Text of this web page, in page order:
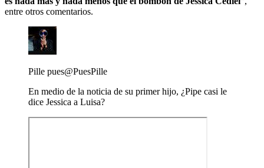
entre otros comentarios.
Pille pues@PuesPille
En medio de la noticia de su primer hijo, ¿Pipe casi le
dice Jessica a Luisa?